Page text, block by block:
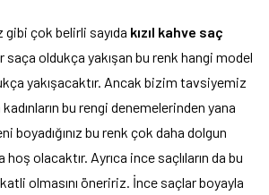
çok belirli sayıda kızıl kahve saç
saça oldukça yakışan bu renk hangi model
yakışacaktır. Ancak bizim tavsiyemiz
bu rengi denemelerinden yana
boyadığınız bu renk çok daha dolgun
olacaktır. Ayrıca ince saçlıların da bu
olmasını öneririz. İnce saçlar boyayla